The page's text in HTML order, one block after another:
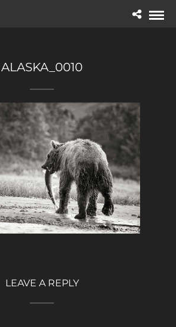
ALASKA_0010
LEAVE A REPLY